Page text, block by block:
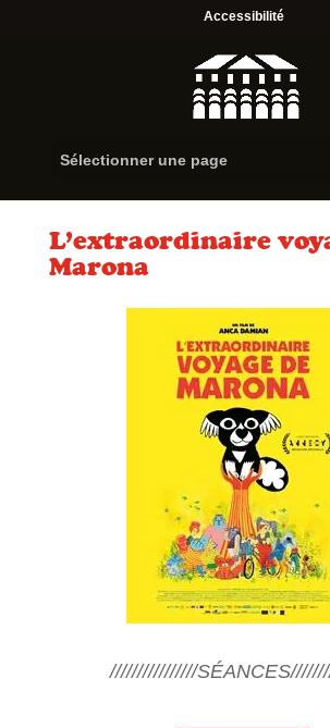
Accessibilité
Sélectionner une page
L’extraordinaire
Marona
////////////////